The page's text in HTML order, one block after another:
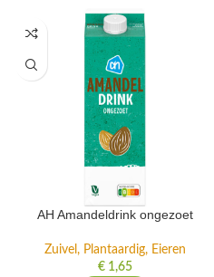
AH Amandeldrink ongezoet
Zuivel, Plantaardig, Eieren
€1,65